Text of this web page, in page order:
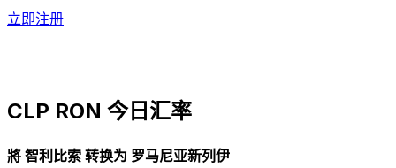
立即注册
CLP RON 今日汇率
將 智利比索 转换为 罗马尼亚新列伊